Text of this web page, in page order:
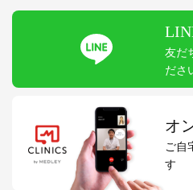
友だ
ださ
オ
ご自
す